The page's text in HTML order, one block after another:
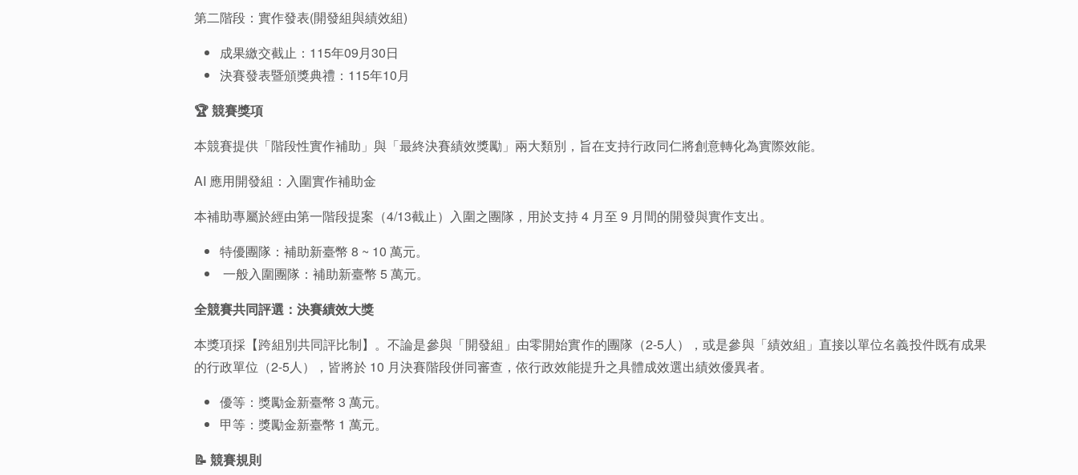
第二階段：實作發表(開發組與績效組)
成果繳交截止：115年09月30日
決賽發表暨頒獎典禮：115年10月
🏆 競賽獎項
本競賽提供「階段性實作補助」與「最終決賽績效獎勵」兩大類別，旨在支持行政同仁將創意轉化為實際效能。
AI 應用開發組：入圍實作補助金
本補助專屬於經由第一階段提案（4/13截止）入圍之團隊，用於支持 4 月至 9 月間的開發與實作支出。
特優團隊：補助新臺幣 8 ~ 10 萬元。
一般入圍團隊：補助新臺幣 5 萬元。
全競賽共同評選：決賽績效大獎
本獎項採【跨組別共同評比制】。不論是參與「開發組」由零開始實作的團隊（2-5人），或是參與「績效組」直接以單位名義投件既有成果
的行政單位（2-5人），皆將於 10 月決賽階段併同審查，依行政效能提升之具體成效選出績效優異者。
優等：獎勵金新臺幣 3 萬元。
甲等：獎勵金新臺幣 1 萬元。
📝 競賽規則